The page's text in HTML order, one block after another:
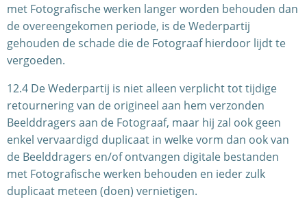
met Fotografische werken langer worden behouden dan
de overeengekomen periode, is de Wederpartij
gehouden de schade die de Fotograaf hierdoor lijdt te
vergoeden.
12.4 De Wederpartij is niet alleen verplicht tot tijdige
retournering van de origineel aan hem verzonden
Beelddragers aan de Fotograaf, maar hij zal ook geen
enkel vervaardigd duplicaat in welke vorm dan ook van
de Beelddragers en/of ontvangen digitale bestanden
met Fotografische werken behouden en ieder zulk
duplicaat meteen (doen) vernietigen.